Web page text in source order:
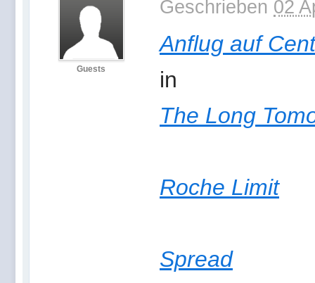
Guests
Geschrieben 02
Anflug auf
in
The Long
Roche Limit
Spread